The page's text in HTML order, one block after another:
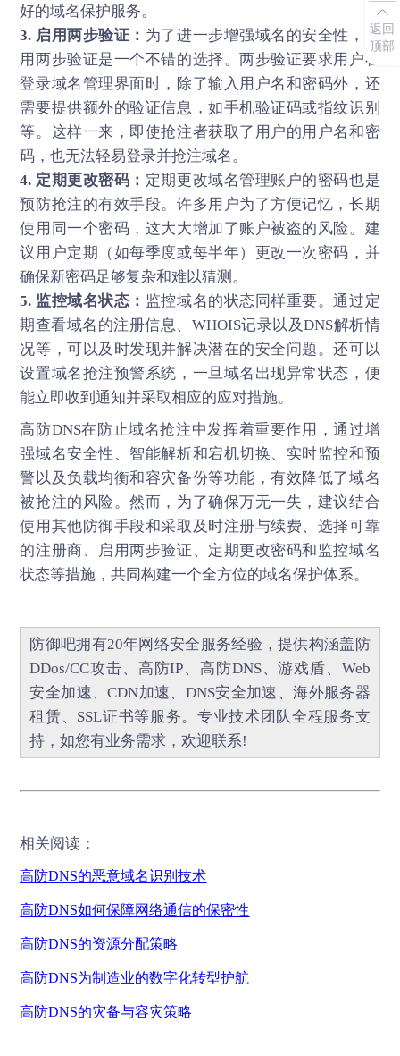
好的域名保护服务。
3. 启用两步验证： 为了进一步增强域名的安全性，启
用两步验证是一个不错的选择。两步验证要求用户在
登录域名管理界面时，除了输入用户名和密码外，还
需要提供额外的验证信息，如手机验证码或指纹识别
等。这样一来，即使抢注者获取了用户的用户名和密
码，也无法轻易登录并抢注域名。
4. 定期更改密码： 定期更改域名管理账户的密码也是
预防抢注的有效手段。许多用户为了方便记忆，长期
使用同一个密码，这大大增加了账户被盗的风险。建
议用户定期（如每季度或每半年）更改一次密码，并
确保新密码足够复杂和难以猜测。
5. 监控域名状态： 监控域名的状态同样重要。通过定
期查看域名的注册信息、WHOIS记录以及DNS解析情
况等，可以及时发现并解决潜在的安全问题。还可以
设置域名抢注预警系统，一旦域名出现异常状态，便
能立即收到通知并采取相应的应对措施。
高防DNS在防止域名抢注中发挥着重要作用，通过增
强域名安全性、智能解析和宕机切换、实时监控和预
警以及负载均衡和容灾备份等功能，有效降低了域名
被抢注的风险。然而，为了确保万无一失，建议结合
使用其他防御手段和采取及时注册与续费、选择可靠
的注册商、启用两步验证、定期更改密码和监控域名
状态等措施，共同构建一个全方位的域名保护体系。
防御吧拥有20年网络安全服务经验，提供构涵盖 防
DDos/CC攻击、 高防IP、 高防DNS、游戏盾、 Web
安全加速、CDN加速、 DNS安全加速 、海外服务器
租赁、 SSL证书等服务。专业技术团队全程服务支
持，如您有业务需求，欢迎联系!
相关阅读：
高防DNS的恶意域名识别技术
高防DNS如何保障网络通信的保密性
高防DNS的资源分配策略
高防DNS为制造业的数字化转型护航
高防DNS的灾备与容灾策略
返回
顶部